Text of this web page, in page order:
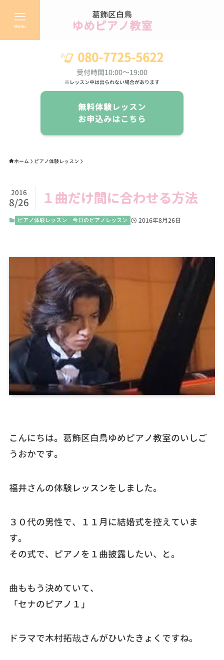
葛飾区白鳥
ゆめピアノ教室
Menu
080-7725-5622
受付時間10:00～19:00
※レッスン中は出られない場合があります
無料体験レッスン
お申込みはこちら
ホーム ピアノ体験レッスン
１曲だけ間に合わせる方法
2016
8/26
ピアノ体験レッスン 今日のピアノレッスン 2016年8月26日
こんにちは。葛飾区白鳥ゆめピアノ教室のいしご
うおかです。
福井さんの体験レッスンをしました。
３０代の男性で、１１月に結婚式を控えていま
す。
その式で、ピアノを１曲披露したい、と。
曲ももう決めていて、
「セナのピアノ１」
ドラマで木村拓哉さんがひいたきょくですね。